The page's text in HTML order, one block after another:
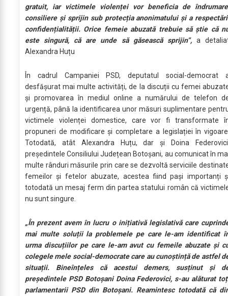
gratuit, iar victimele violenței vor beneficia de
consiliere și sprijin sub protecția anonimatului și a
confidențialității. Orice femeie abuzată trebuie să știe că
este singură, că are unde să găsească sprijin”,a
Alexandra Huțu
În cadrul Campaniei PSD, deputatul social-democrat
desfășurat mai multe activități, de la discuții cu femei
și promovarea în mediul online a numărului de telefon
urgență, până la identificarea unor măsuri suplimentare
victimele violenței domestice, care vor fi transformate
propuneri de modificare și completare a legislației în
Totodată, atât Alexandra Huțu, dar și Doina
președintele Consiliului Județean Botoșani, au comunicat în
multe rânduri măsurile prin care se dezvoltă serviciile
femeilor și fetelor abuzate, acestea fiind pași importanți
totodată un mesaj ferm din partea statului român că
nu sunt singure.
„În prezent avem în lucru o inițiativă legislativă care
mai multe soluții la problemele pe care le-am identificat
urma discuțiilor pe care le-am avut cu femeile abuzate și
colegele mele social-democrate care au cunoștință de astfel
situații. Bineînțeles că acestui demers, susținut și
președintele PSD Botoșani Doina Federovici, s-au alăturat
parlamentarii PSD din Botoșani. Reamintesc totodată că